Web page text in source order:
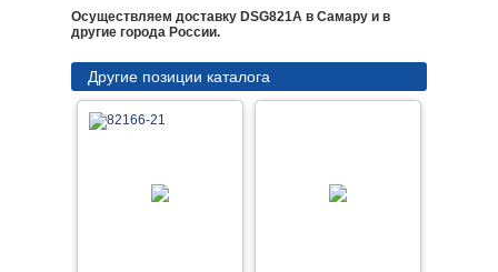
Осуществляем доставку DSG821A в Самару и в
другие города России.
Другие позиции каталога